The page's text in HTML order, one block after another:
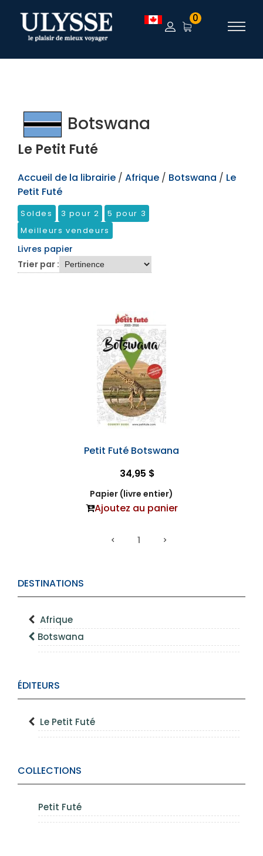
TEST 0
DESTINATIONS
Afrique
Botswana
ÉDITEURS
Le Petit Futé
COLLECTIONS
Petit Futé
Botswana
Le Petit Futé
Accueil de la librairie / Afrique / Botswana / Le
Petit Futé
Soldes 3 pour 2
5 pour 3
Meilleurs vendeurs
Livres papier
Trier par :
Petit Futé Botswana
34,95 $
Papier (livre entier)
Ajoutez au panier
1